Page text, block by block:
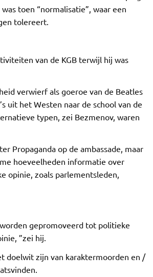
toen “normalisatie”, waar een
tolereert.
van de KGB terwijl hij was
verwierf als goeroe van de Beatles
uit het Westen naar de school van de
typen, zei Bezmenov, waren
Propaganda op de ambassade, maar
hoeveelheden informatie over
opinie, zoals parlementsleden,
gepromoveerd tot politieke
”zei hij.
doelwit zijn van karaktermoorden en /